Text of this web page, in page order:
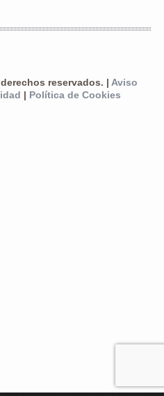
reservados. | Aviso
| Política de Cookies